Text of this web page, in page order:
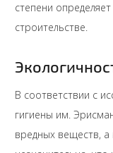
степени
строительстве.
В соответствии с
гигиены им.
вредных веществ, а